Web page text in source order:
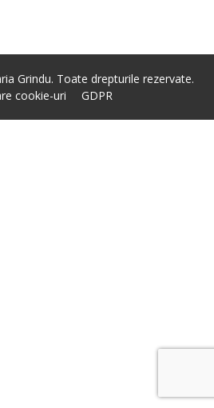
Grindu. Toate drepturile rezervate.
cookie-uri
GDPR